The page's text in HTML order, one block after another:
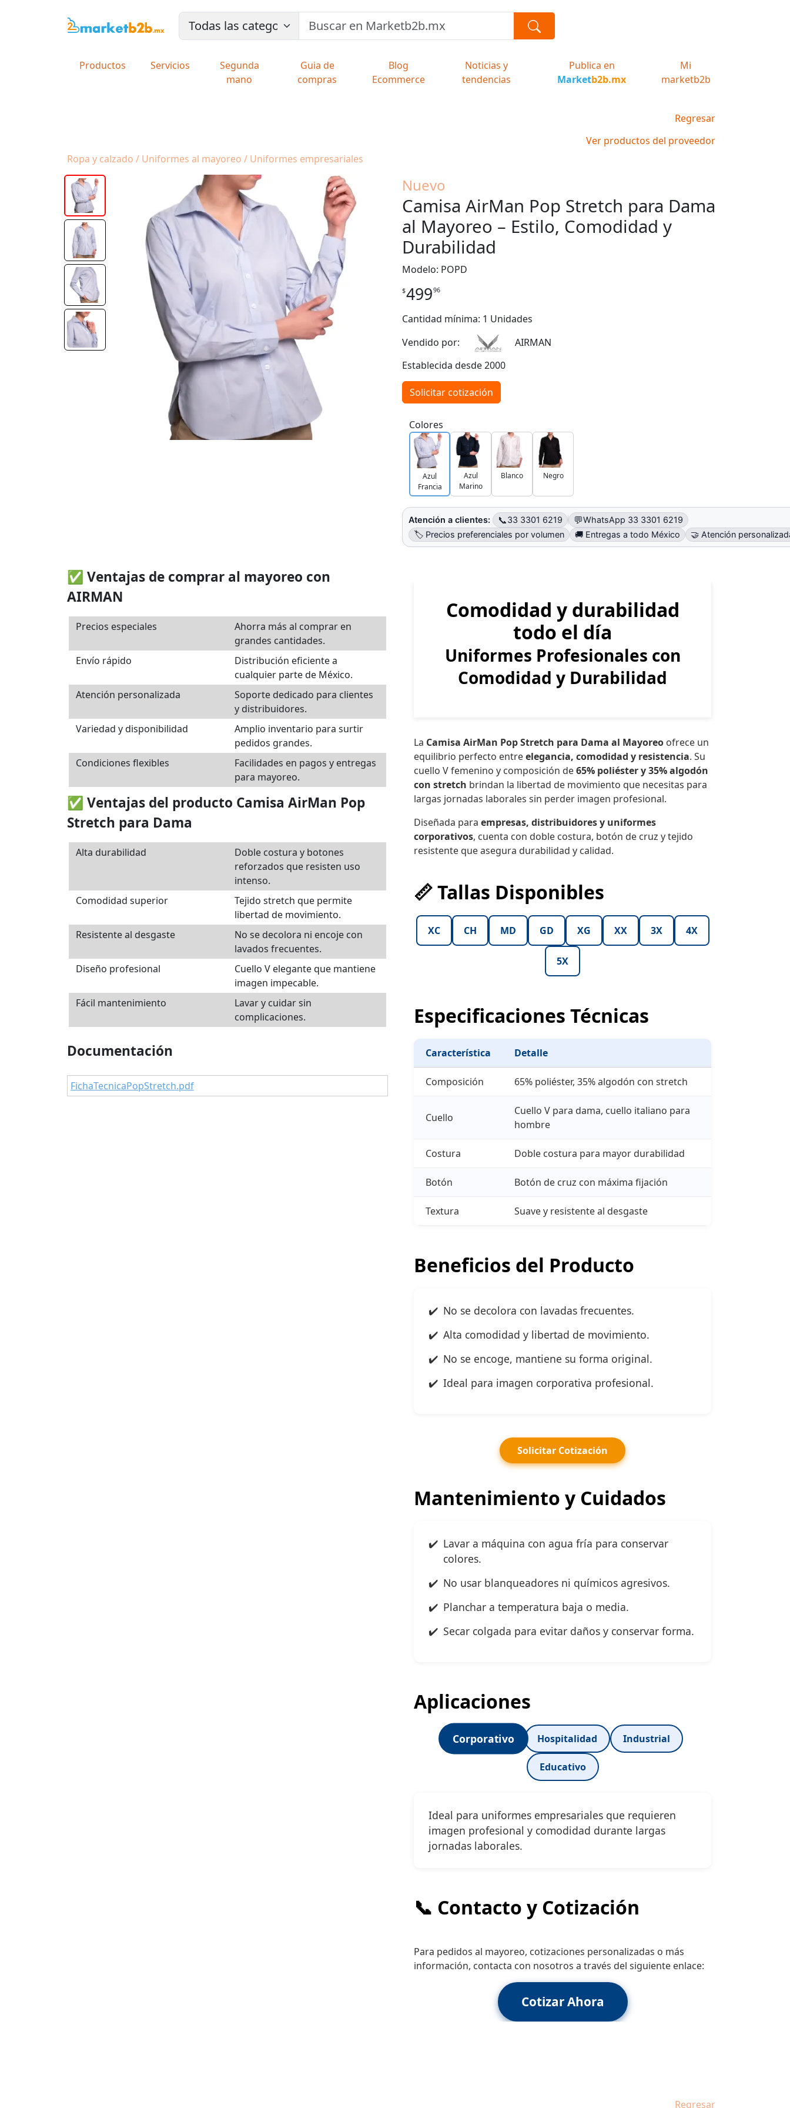
Productos Servicios
Segunda
mano
Guia de
compras
Blog
Ecommerce
Noticias y
tendencias
Publica en
Marketb2b.mx
Mi
marketb2b
Regresar
Ver productos del proveedor
Ropa y calzado / Uniformes al mayoreo / Uniformes empresariales
Nuevo
Camisa AirMan Pop Stretch para Dama
al Mayoreo – Estilo, Comodidad y
Durabilidad
Modelo: POPD
$49996
Cantidad mínima: 1 Unidades
Vendido por:
AIRMAN
Establecida desde 2000
Solicitar cotización
Colores
Azul
Francia
Azul
Marino
Blanco Negro
Atención a clientes: 📞33 3301 6219 💬WhatsApp 33 3301 6219
🏷️ Precios preferenciales por volumen
🚚 Entregas a todo México 🤝 Atención
✅ Ventajas de comprar al mayoreo con
AIRMAN
Precios especiales
Ahorra más al comprar en
grandes cantidades.
Envío rápido
Distribución eficiente a
cualquier parte de México.
Atención personalizada
Soporte dedicado para clientes
y distribuidores.
Variedad y disponibilidad
Amplio inventario para surtir
pedidos grandes.
Condiciones flexibles
Facilidades en pagos y entregas
para mayoreo.
✅ Ventajas del producto Camisa AirMan Pop
Stretch para Dama
Alta durabilidad
Doble costura y botones
reforzados que resisten uso
intenso.
Comodidad superior
Tejido stretch que permite
libertad de movimiento.
Resistente al desgaste
No se decolora ni encoje con
lavados frecuentes.
Diseño profesional
Cuello V elegante que mantiene
imagen impecable.
Fácil mantenimiento
Lavar y cuidar sin
complicaciones.
Documentación
FichaTecnicaPopStretch.pdf
Comodidad y durabilidad
todo el día
Uniformes Profesionales con
Comodidad y Durabilidad
La Camisa AirMan Pop Stretch para Dama al Mayoreo ofrece un
equilibrio perfecto entreelegancia, comodidad y resistencia. Su
cuello V femenino y composición de65% poliéster y 35% algodón
con stretch brindan la libertad de movimiento que necesitas para
largas jornadas laborales sin perder imagen profesional.
Diseñada para empresas, distribuidores y uniformes
corporativos, cuenta con doble costura, botón de cruz y tejido
resistente que asegura durabilidad y calidad.
📏 Tallas Disponibles
XC CH MD GD XG XX 3X 4X
5X
Especificaciones Técnicas
Característica Detalle
Composición 65% poliéster, 35% algodón con stretch
Cuello
Cuello V para dama, cuello italiano para
hombre
Costura Doble costura para mayor durabilidad
Botón Botón de cruz con máxima fijación
Textura Suave y resistente al desgaste
Beneficios del Producto
No se decolora con lavadas frecuentes.
Alta comodidad y libertad de movimiento.
No se encoge, mantiene su forma original.
Ideal para imagen corporativa profesional.
Solicitar Cotización
Mantenimiento y Cuidados
Lavar a máquina con agua fría para conservar
colores.
No usar blanqueadores ni químicos agresivos.
Planchar a temperatura baja o media.
Secar colgada para evitar daños y conservar forma.
Aplicaciones
Corporativo Hospitalidad Industrial
Educativo
Ideal para uniformes empresariales que requieren
imagen profesional y comodidad durante largas
jornadas laborales.
📞 Contacto y Cotización
Para pedidos al mayoreo, cotizaciones personalizadas o más
información, contacta con nosotros a través del siguiente enlace:
Cotizar Ahora
Regresar